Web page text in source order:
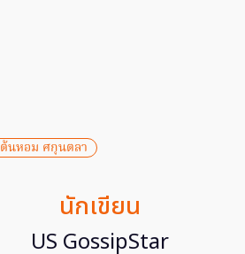
ต้นหอม ศกุนตลา
นักเขียน
US GossipStar